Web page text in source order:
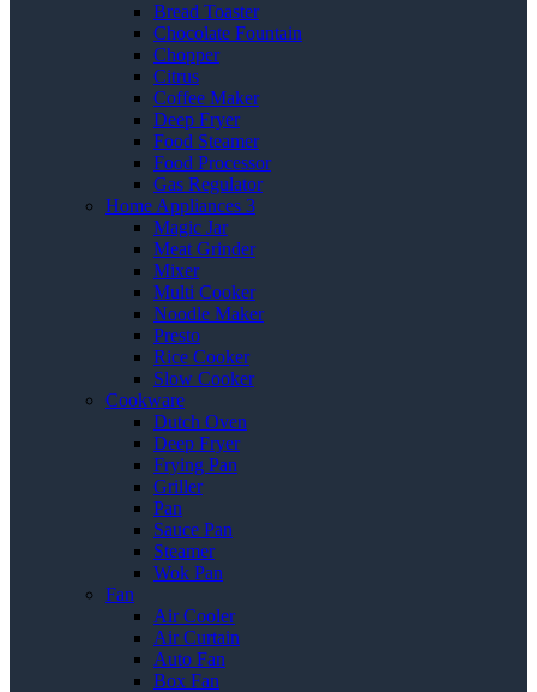
Bread Toaster
Chocolate Fountain
Chopper
Citrus
Coffee Maker
Deep Fryer
Food Steamer
Food Processor
Gas Regulator
Home Appliances 3
Magic Jar
Meat Grinder
Mixer
Multi Cooker
Noodle Maker
Presto
Rice Cooker
Slow Cooker
Cookware
Dutch Oven
Deep Fryer
Frying Pan
Griller
Pan
Sauce Pan
Steamer
Wok Pan
Fan
Air Cooler
Air Curtain
Auto Fan
Box Fan